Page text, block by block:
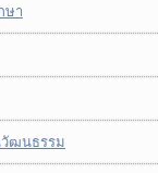
ษา
วัฒนธรรม